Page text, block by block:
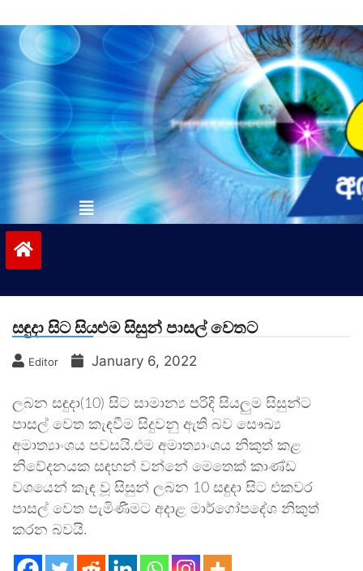
to
contentvinivida.lk
සඳුදා සිට සියළුම සිසුන් පාසල් වෙතට
Editor January 6, 2022
ලබන සඳුදා(10) සිට සාමාන්‍ය පරිදි සියලුම සිසුන්ට
පාසල් වෙත කැඳවීම සිදුවනු ඇති බව සෞඛ්‍ය
අමාත්‍යාංශය පවසයි.එම අමාත්‍යාංශය නිකුත් කළ
නිවේදනයක සඳහන් වන්නේ මෙතෙක් කාණ්ඩ
වශයෙන් කැඳ වූ සිසුන් ලබන 10 සඳුදා සිට එකවර
පාසල් වෙත පැමිණීමට අදාළ මාර්ගෝපදේශ නිකුත්
කරන බවයි.